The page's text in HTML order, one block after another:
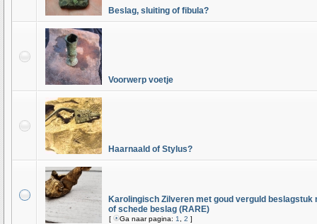
Beslag, sluiting of fibula?
Voorwerp voetje
Haarnaald of Stylus?
Karolingisch Zilveren met goud verguld beslagstuk
of schede beslag (RARE)
[ Ga naar pagina: 1 2 ]